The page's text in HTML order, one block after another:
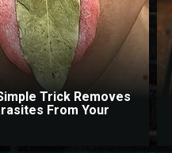
Trick Removes
From Your